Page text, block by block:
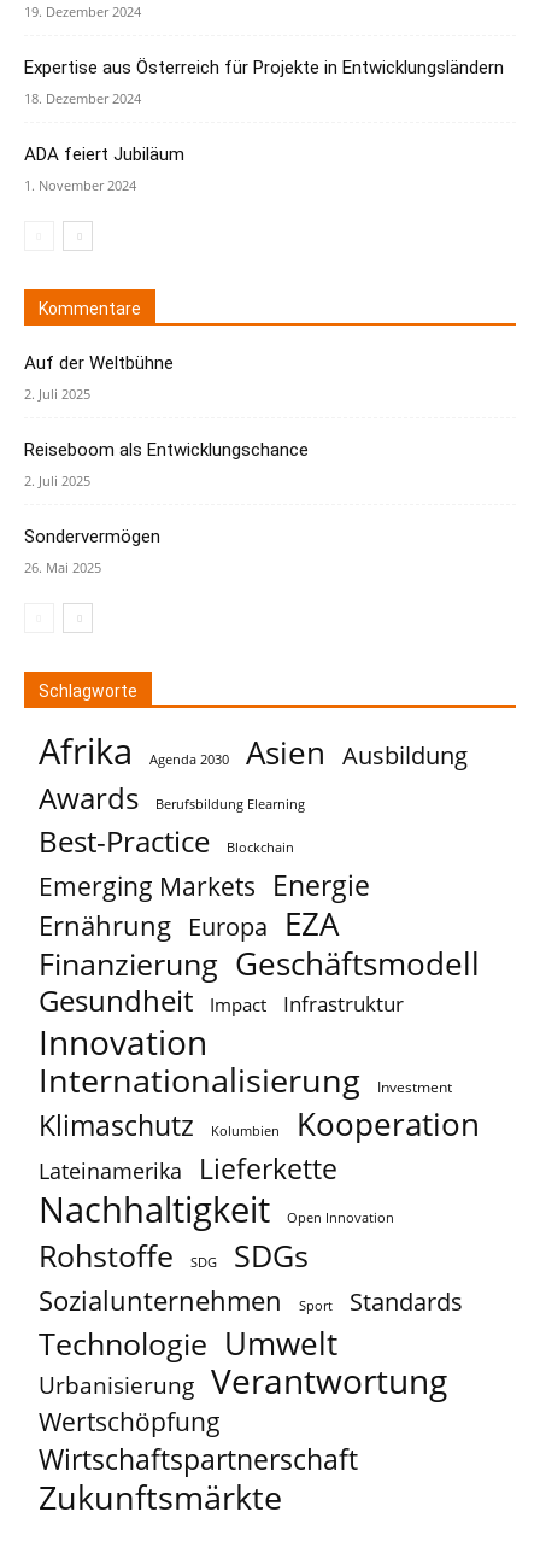
19. Dezember 2024
Expertise aus Österreich für Projekte in Entwicklungsländern
18. Dezember 2024
ADA feiert Jubiläum
1. November 2024
Kommentare
Auf der Weltbühne
2. Juli 2025
Reiseboom als Entwicklungschance
2. Juli 2025
Sondervermögen
26. Mai 2025
Schlagworte
Afrika Agenda 2030 Asien Ausbildung
Awards Berufsbildung Elearning
Best-Practice Blockchain
Emerging Markets Energie
Ernährung Europa EZA
Finanzierung Geschäftsmodell
Gesundheit Impact Infrastruktur
Innovation
Internationalisierung Investment
Klimaschutz Kolumbien Kooperation
Lateinamerika Lieferkette
Nachhaltigkeit Open Innovation
Rohstoffe SDG SDGs
Sozialunternehmen Sport Standards
Technologie Umwelt
Urbanisierung Verantwortung
Wertschöpfung
Wirtschaftspartnerschaft
Zukunftsmärkte